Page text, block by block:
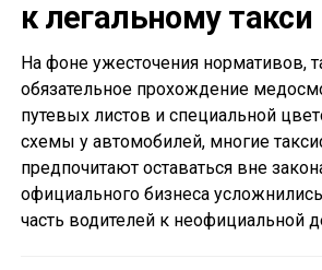
к легальному такси
На фоне ужесточения нормативов,
обязательное прохождение
путевых листов и специальной
схемы у автомобилей, многие
предпочитают оставаться вне
официального бизнеса
часть водителей к неофициальной